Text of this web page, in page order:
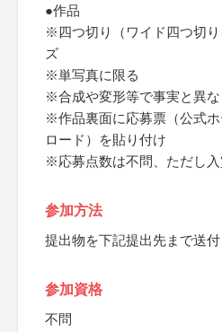
●作品
※四つ切り（ワイド四つ切
ズ
※単写真に限る
※合成や変形等で事実と異
※作品裏面に応募票（公式
ロード）を貼り付け
※応募点数は不問、ただし
参加方法
提出物を下記提出先まで送付
参加資格
不問